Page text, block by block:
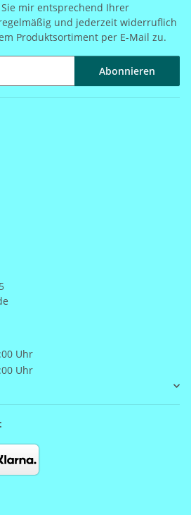
mir entsprechend Ihrer
und jederzeit widerruflich
Produktsortiment per E-Mail zu.
Abonnieren
Uhr
Uhr